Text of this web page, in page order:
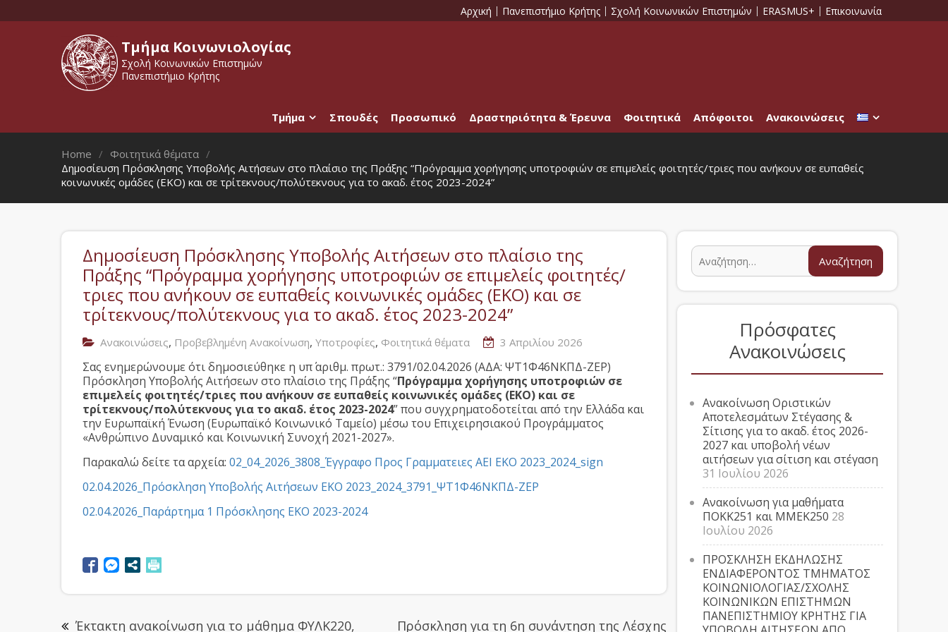
Αρχική Πανεπιστήμιο Κρήτης Σχολή Κοινωνικών Επιστημών ERASMUS+ Επικοινωνία
Τμήμα Κοινωνιολογίας
Σχολή Κοινωνικών Επιστημών
Πανεπιστήμιο Κρήτης
Τμήμα Σπουδές Προσωπικό Δραστηριότητα & Έρευνα Φοιτητικά Απόφοιτοι Ανακοινώσεις
Home
Φοιτητικά θέματα
Δημοσίευση Πρόσκλησης Υποβολής Αιτήσεων στο πλαίσιο της Πράξης “Πρόγραμμα χορήγησης υποτροφιών σε επιμελείς φοιτητές/τριες που ανήκουν σε ευπαθείς
κοινωνικές ομάδες (ΕΚΟ) και σε τρίτεκνους/πολύτεκνους για το ακαδ. έτος 2023-2024”
Δημοσίευση Πρόσκλησης Υποβολής Αιτήσεων στο πλαίσιο της
Πράξης “Πρόγραμμα χορήγησης υποτροφιών σε επιμελείς φοιτητές/
τριες που ανήκουν σε ευπαθείς κοινωνικές ομάδες (ΕΚΟ) και σε
τρίτεκνους/πολύτεκνους για το ακαδ. έτος 2023-2024”
Ανακοινώσεις, Προβεβλημένη Ανακοίνωση, Υποτροφίες, Φοιτητικά θέματα 3 Απριλίου 2026
Σας ενημερώνουμε ότι δημοσιεύθηκε η υπ΄ αριθμ. πρωτ.: 3791/02.04.2026 (ΑΔΑ: ΨΤ1Φ46ΝΚΠΔ-ΖΕΡ)
Πρόσκληση Υποβολής Αιτήσεων στο πλαίσιο της Πράξης “Πρόγραμμα χορήγησης υποτροφιών σε
επιμελείς φοιτητές/τριες που ανήκουν σε ευπαθείς κοινωνικές ομάδες (ΕΚΟ) και σε
τρίτεκνους/πολύτεκνους για το ακαδ. έτος 2023-2024” που συγχρηματοδοτείται από την Ελλάδα και
την Ευρωπαϊκή Ένωση (Ευρωπαϊκό Κοινωνικό Ταμείο) μέσω του Επιχειρησιακού Προγράμματος
«Ανθρώπινο Δυναμικό και Κοινωνική Συνοχή 2021-2027».
Παρακαλώ δείτε τα αρχεία: 02_04_2026_3808_Έγγραφο Προς Γραμματειες AEI EKO 2023_2024_sign
02.04.2026_Πρόσκληση Υποβολής Αιτήσεων EKO 2023_2024_3791_ΨΤ1Φ46ΝΚΠΔ-ΖΕΡ
02.04.2026_Παράρτημα 1 Πρόσκλησης ΕΚΟ 2023-2024
Έκτακτη ανακοίνωση για το μάθημα ΦΥΛΚ220,
Πρόσκληση για τη 6η συνάντηση της Λέσχης
Πρόσφατες
Ανακοινώσεις
Ανακοίνωση Οριστικών
Αποτελεσμάτων Στέγασης &
Σίτισης για το ακαδ. έτος 2026-
2027 και υποβολή νέων
αιτήσεων για σίτιση και στέγαση
31 Ιουλίου 2026
Ανακοίνωση για μαθήματα
ΠΟΚΚ251 και ΜΜΕΚ250 28
Ιουλίου 2026
ΠΡΟΣΚΛΗΣΗ ΕΚΔΗΛΩΣΗΣ
ΕΝΔΙΑΦΕΡΟΝΤΟΣ ΤΜΗΜΑΤΟΣ
ΚΟΙΝΩΝΙΟΛΟΓΙΑΣ/ΣΧΟΛΗΣ
ΚΟΙΝΩΝΙΚΩΝ ΕΠΙΣΤΗΜΩΝ
ΠΑΝΕΠΙΣΤΗΜΙΟΥ ΚΡΗΤΗΣ ΓΙΑ